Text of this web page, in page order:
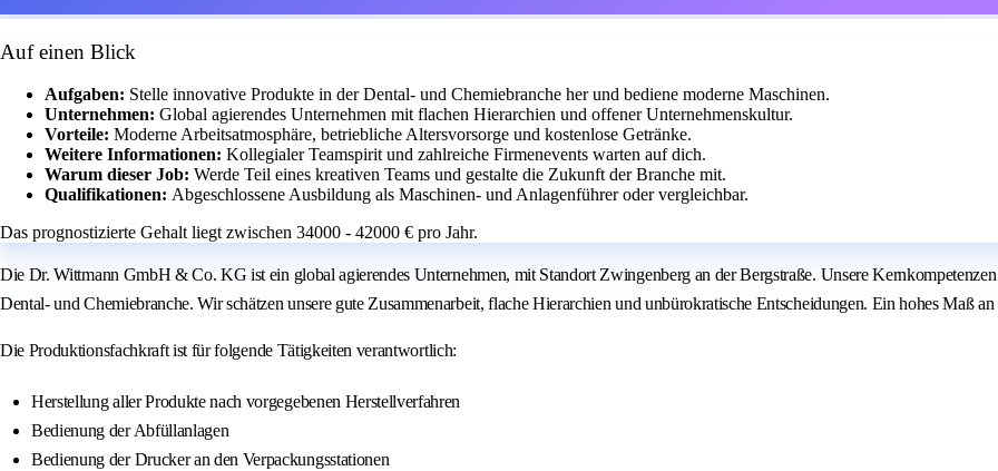
Auf einen Blick
Aufgaben: Stelle innovative Produkte in der Dental- und Chemiebranche her und bediene moderne Maschinen.
Unternehmen: Global agierendes Unternehmen mit flachen Hierarchien und offener Unternehmenskultur.
Vorteile: Moderne Arbeitsatmosphäre, betriebliche Altersvorsorge und kostenlose Getränke.
Weitere Informationen: Kollegialer Teamspirit und zahlreiche Firmenevents warten auf dich.
Warum dieser Job: Werde Teil eines kreativen Teams und gestalte die Zukunft der Branche mit.
Qualifikationen: Abgeschlossene Ausbildung als Maschinen- und Anlagenführer oder vergleichbar.
Das prognostizierte Gehalt liegt zwischen 34000 - 42000 € pro Jahr.
Die Dr. Wittmann GmbH & Co. KG ist ein global agierendes Unternehmen, mit Standort Zwingenberg an der Bergstraße. Unsere
Dental- und Chemiebranche. Wir schätzen unsere gute Zusammenarbeit, flache Hierarchien und unbürokratische Entscheidungen. Ein hohes Maß
Die Produktionsfachkraft ist für folgende Tätigkeiten verantwortlich:
Herstellung aller Produkte nach vorgegebenen Herstellverfahren
Bedienung der Abfüllanlagen
Bedienung der Drucker an den Verpackungsstationen